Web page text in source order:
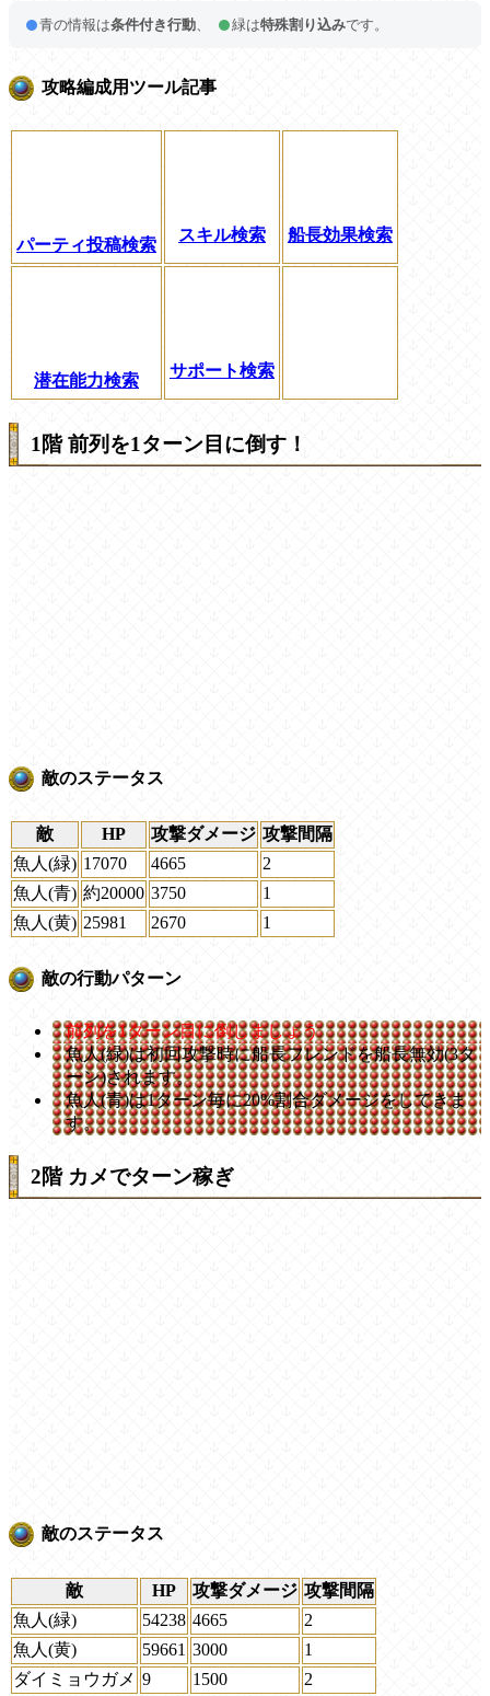
青の情報は条件付き行動 緑は特殊割り込みです。
攻略編成用ツール記事
パーティ投稿検索
スキル検索 船長効果検索
潜在能力検索
サポート検索
1階 前列を1ターン目に倒す！
敵のステータス
敵 HP 攻撃ダメージ 攻撃間隔
魚人(緑) 17070 4665
2
魚人(青) 約20000 3750
1
魚人(黄) 25981 2670 1
敵の行動パターン
前列を1ターン目に倒しましょう
魚人(緑)は初回攻撃時に船長フレンドを船長無効(3タ
ーン)されます。
魚人(青)は1ターン毎に20%割合ダメージをしてきま
す。
2階 カメでターン稼ぎ
敵のステータス
敵 HP 攻撃ダメージ 攻撃間隔
魚人(緑)
54238 4665
2
魚人(黄)
59661 3000
1
ダイミョウガメ 9 1500 2